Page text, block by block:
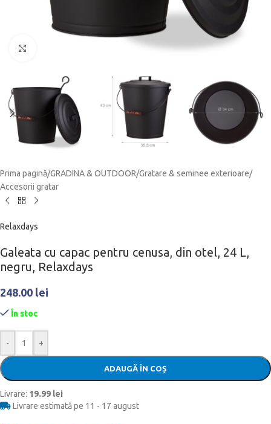
Prima pagină/GRADINA & OUTDOOR/Gratare & seminee exterioare/
Accesorii gratar
Relaxdays
Galeata cu capac pentru cenusa, din otel, 24 L,
negru, Relaxdays
248.00 lei
În stoc
- +
ADAUGĂ ÎN COȘ
Livrare: 19.99 lei
Livrare estimată pe 11 - 17 august